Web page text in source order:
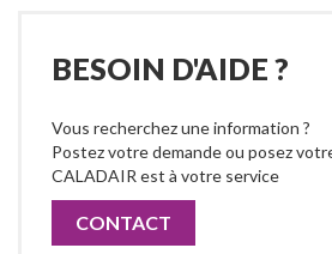
BESOIN D'AIDE ?
Vous recherchez une information ?
Postez votre demande ou posez
CALADAIR est à votre service
CONTACT